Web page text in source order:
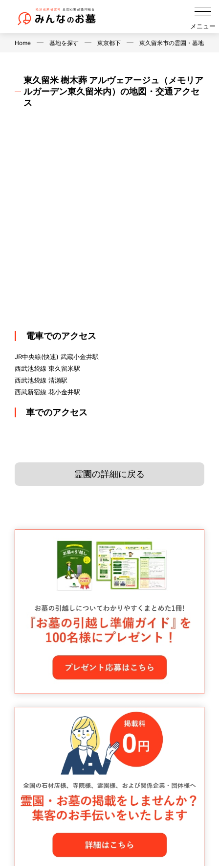
メニュー
Home 墓地を探す 東京都下 東久留米市の霊園・墓地・お
東久留米 樹木葬 アルヴェアージュ（メモリア
ルガーデン東久留米内）の地図・交通アクセ
ス
電車でのアクセス
JR中央線(快速) 武蔵小金井駅
西武池袋線 東久留米駅
西武池袋線 清瀬駅
西武新宿線 花小金井駅
車でのアクセス
霊園の詳細に戻る